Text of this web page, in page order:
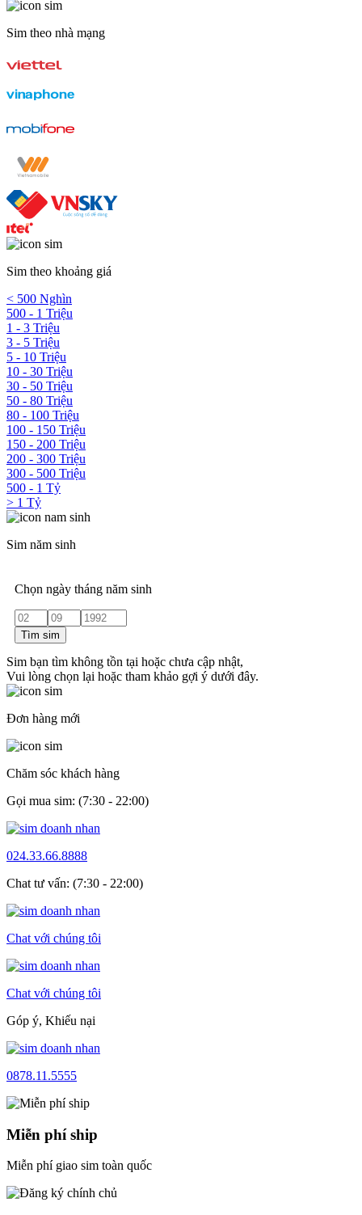
Sim theo nhà mạng
Sim theo khoảng giá
< 500 Nghìn
500 - 1 Triệu
1 - 3 Triệu
3 - 5 Triệu
5 - 10 Triệu
10 - 30 Triệu
30 - 50 Triệu
50 - 80 Triệu
80 - 100 Triệu
100 - 150 Triệu
150 - 200 Triệu
200 - 300 Triệu
300 - 500 Triệu
500 - 1 Tỷ
> 1 Tỷ
Sim năm sinh
Chọn ngày tháng năm sinh
Tìm sim
Sim bạn tìm không tồn tại hoặc chưa cập nhật,
Vui lòng chọn lại hoặc tham khảo gợi ý dưới đây.
Đơn hàng mới
Chăm sóc khách hàng
Gọi mua sim: (7:30 - 22:00)
024.33.66.8888
Chat tư vấn: (7:30 - 22:00)
Chat với chúng tôi
Chat với chúng tôi
Góp ý, Khiếu nại
0878.11.5555
Miễn phí ship
Miễn phí giao sim toàn quốc